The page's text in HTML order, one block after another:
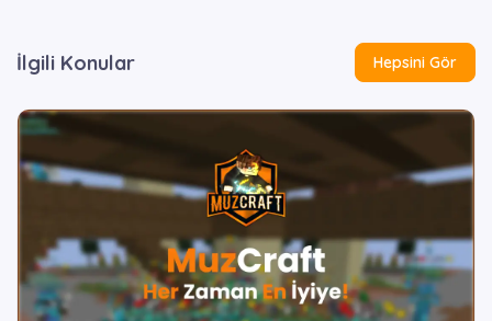
İlgili Konular Hepsini Gör